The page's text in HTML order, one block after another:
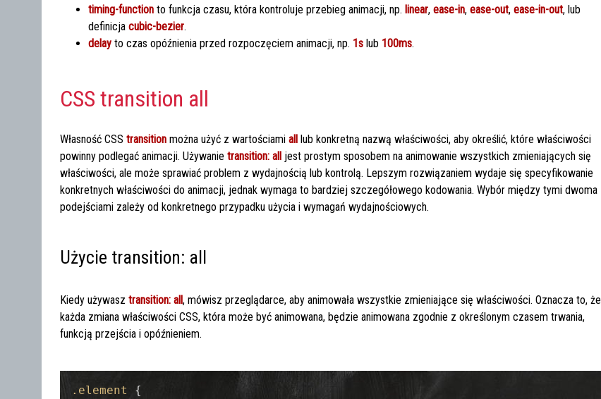
timing-function to funkcja czasu, która kontroluje przebieg animacji, np.linear,ease-in,ease-out,ease-in-out, lub
definicjacubic-bezier.
delay to czas opóźnienia przed rozpoczęciem animacji, np. 1s lub 100ms.
CSS transition all
Własność CSStransition można użyć z wartościamiall lub konkretną nazwą właściwości, aby określić, które właściwości
powinny podlegać animacji. Używanietransition: all jest prostym sposobem na animowanie wszystkich zmieniających się
właściwości, ale może sprawiać problem z wydajnością lub kontrolą. Lepszym rozwiązaniem wydaje się specyfikowanie
konkretnych właściwości do animacji, jednak wymaga to bardziej szczegółowego kodowania. Wybór między tymi dwoma
podejściami zależy od konkretnego przypadku użycia i wymagań wydajnościowych.
Użycie transition: all
Kiedy używasztransition: all, mówisz przeglądarce, aby animowała wszystkie zmieniające się właściwości. Oznacza to, że
każda zmiana właściwości CSS, która może być animowana, będzie animowana zgodnie z określonym czasem trwania,
funkcją przejścia i opóźnieniem.
.element
{